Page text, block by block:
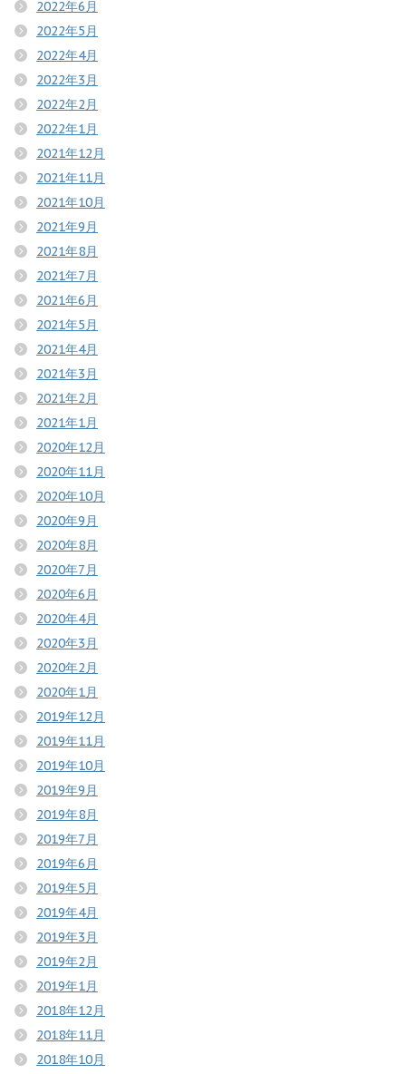
2022年6月
2022年5月
2022年4月
2022年3月
2022年2月
2022年1月
2021年12月
2021年11月
2021年10月
2021年9月
2021年8月
2021年7月
2021年6月
2021年5月
2021年4月
2021年3月
2021年2月
2021年1月
2020年12月
2020年11月
2020年10月
2020年9月
2020年8月
2020年7月
2020年6月
2020年4月
2020年3月
2020年2月
2020年1月
2019年12月
2019年11月
2019年10月
2019年9月
2019年8月
2019年7月
2019年6月
2019年5月
2019年4月
2019年3月
2019年2月
2019年1月
2018年12月
2018年11月
2018年10月